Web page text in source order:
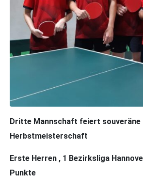
Dritte Mannschaft feiert souveräne
Herbstmeisterschaft
Erste Herren , 1 Bezirksliga
Punkte